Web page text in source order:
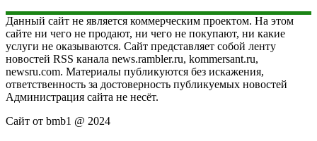
Данный сайт не является коммерческим проектом. На этом
сайте ни чего не продают, ни чего не покупают, ни какие
услуги не оказываются. Сайт представляет собой ленту
новостей RSS канала news.rambler.ru, kommersant.ru,
newsru.com. Материалы публикуются без искажения,
ответственность за достоверность публикуемых новостей
Администрация сайта не несёт.
Сайт от bmb1 @ 2024